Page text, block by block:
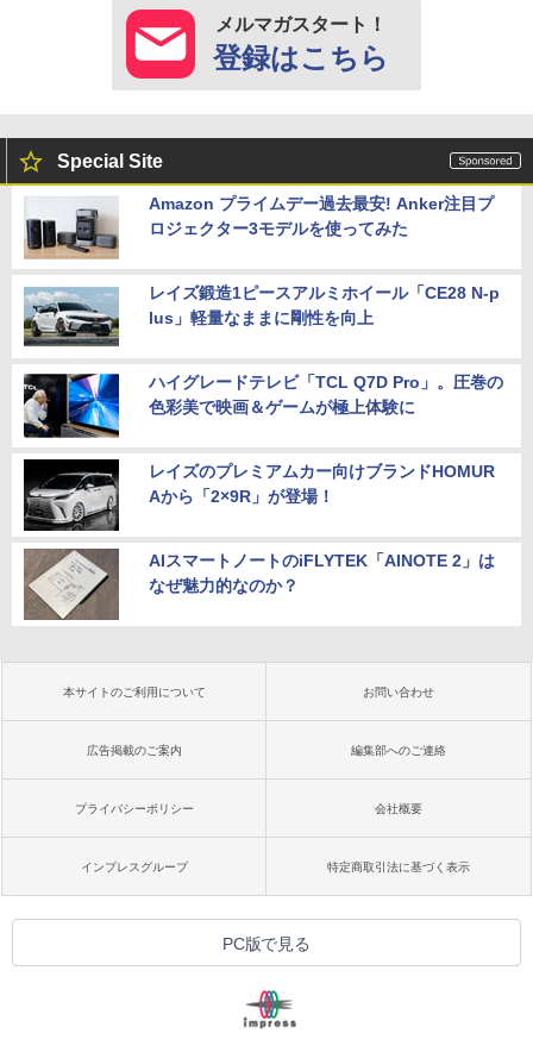
メルマガスタート！
登録はこちら
Special Site
Amazon プライムデー過去最安! Anker注目プ
ロジェクター3モデルを使ってみた
レイズ鍛造1ピースアルミホイール「CE28 N-p
lus」軽量なままに剛性を向上
ハイグレードテレビ「TCL Q7D Pro」。圧巻の
色彩美で映画＆ゲームが極上体験に
レイズのプレミアムカー向けブランドHOMUR
Aから「2×9R」が登場！
AIスマートノートのiFLYTEK「AINOTE 2」は
なぜ魅力的なのか？
本サイトのご利用について お問い合わせ
広告掲載のご案内 編集部へのご連絡
プライバシーポリシー 会社概要
インプレスグループ 特定商取引法に基づく表示
PC版で見る